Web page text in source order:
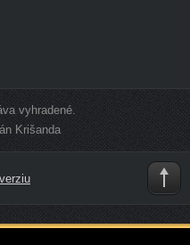
vyhradené.
Krišanda